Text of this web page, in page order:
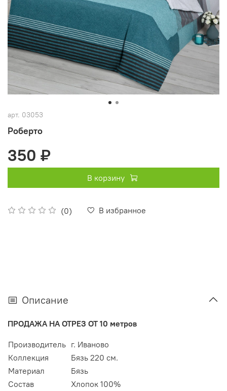
арт. 03053
Роберто
(0) В избранное
350 ₽
В корзину
Описание
ПРОДАЖА НА ОТРЕЗ ОТ 10 метров
Производитель г. Иваново
Коллекция
Бязь 220 см.
Материал
Бязь
Состав
Хлопок 100%